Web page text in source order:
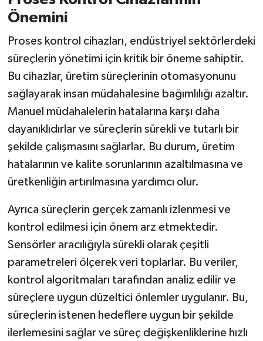
Önemini
Proses kontrol cihazları, endüstriyel sektörlerdeki
süreçlerin yönetimi için kritik bir öneme sahiptir.
Bu cihazlar, üretim süreçlerinin otomasyonunu
sağlayarak insan müdahalesine bağımlılığı azaltır.
Manuel müdahalelerin hatalarına karşı daha
dayanıklıdırlar ve süreçlerin sürekli ve tutarlı bir
şekilde çalışmasını sağlarlar. Bu durum, üretim
hatalarının ve kalite sorunlarının azaltılmasına ve
üretkenliğin artırılmasına yardımcı olur.
Ayrıca süreçlerin gerçek zamanlı izlenmesi ve
kontrol edilmesi için önem arz etmektedir.
Sensörler aracılığıyla sürekli olarak çeşitli
parametreleri ölçerek veri toplarlar. Bu veriler,
kontrol algoritmaları tarafından analiz edilir ve
süreçlere uygun düzeltici önlemler uygulanır. Bu,
süreçlerin istenen hedeflere uygun bir şekilde
ilerlemesini sağlar ve süreç değişkenliklerine hızlı